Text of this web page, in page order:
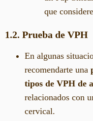
que
1.2. Prueba de VPH
En algunas
recomendarte una
tipos de VPH de
relacionados con
cervical.